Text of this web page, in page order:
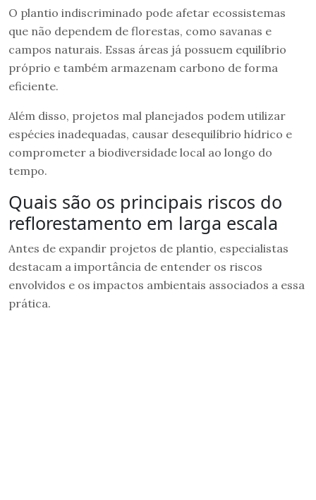
O plantio indiscriminado pode afetar ecossistemas
que não dependem de florestas, como savanas e
campos naturais. Essas áreas já possuem equilíbrio
próprio e também armazenam carbono de forma
eficiente.
Além disso, projetos mal planejados podem utilizar
espécies inadequadas, causar desequilíbrio hídrico e
comprometer a biodiversidade local ao longo do
tempo.
Quais são os principais riscos do
reflorestamento em larga escala
Antes de expandir projetos de plantio, especialistas
destacam a importância de entender os riscos
envolvidos e os impactos ambientais associados a essa
prática.